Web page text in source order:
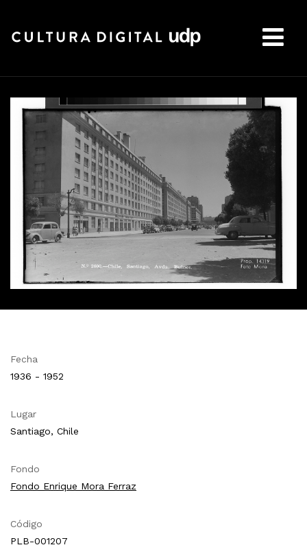
Fecha
1936 - 1952
Lugar
Santiago, Chile
Fondo
Fondo Enrique Mora Ferraz
Código
PLB-001207